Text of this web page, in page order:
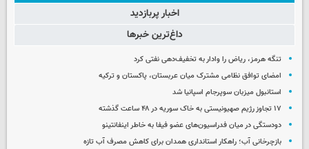
اخبار پربازدید
داغ‌ترین خبرها
تنگه هرمز، ریاض را وادار به تخفیف‌دهی نفتی کرد
امضای توافق نظامی مشترک میان عربستان، پاکستان و ترکیه
استانبول میزبان سوپرجام اسپانیا شد
۱۷ تجاوز رژیم صهیونیستی به خاک سوریه در ۴۸ ساعت گذشته
دودستگی در میان فدراسیون‌های عضو فیفا به خاطر اینفانتینو
بازچرخانی آب؛ راهکار استانداری همدان برای کاهش مصرف آب تازه